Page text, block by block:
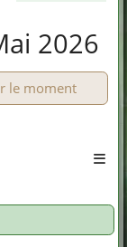
2026
le moment